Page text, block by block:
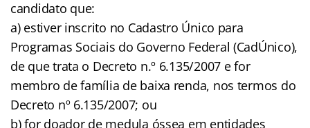
candidato que:
a) estiver inscrito no Cadastro Único para
Programas Sociais do Governo Federal (CadÚnico),
de que trata o Decreto n.º 6.135/2007 e for
membro de família de baixa renda, nos termos do
Decreto nº 6.135/2007; ou
b) for doador de medula óssea em entidades